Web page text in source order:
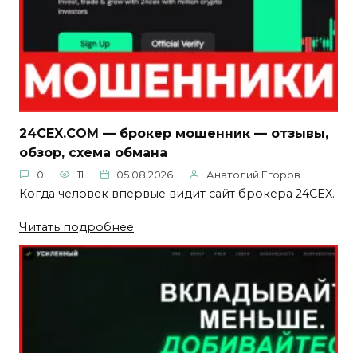
24CEX.COM — брокер мошенник — отзывы,
обзор, схема обмана
0 11 05.08.2026 Анатолий Егоров
Когда человек впервые видит сайт брокера 24CEX.
Читать подробнее